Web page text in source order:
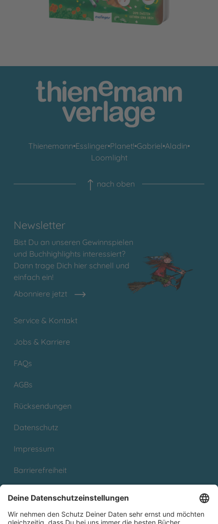
Thienemann•Esslinger•Planet!•Gabriel•Aladin•
Loomlight
nach oben
Newsletter
Bist Du an unseren Gewinnspielen
und Buchhighlights interessiert?
Dann trage Dich hier schnell und
einfach ein!
Abonniere jetzt
Service & Kontakt
Jobs & Karriere
FAQs
AGBs
Rücksendungen
Datenschutz
Impressum
Barrierefreiheit
Partnerprogramm (Affiliate)